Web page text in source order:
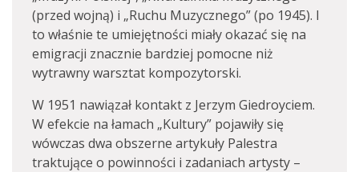
(przed wojną) i „Ruchu Muzycznego” (po 1945). I
to właśnie te umiejętności miały okazać się na
emigracji znacznie bardziej pomocne niż
wytrawny warsztat kompozytorski.
W 1951 nawiązał kontakt z Jerzym Giedroyciem.
W efekcie na łamach „Kultury” pojawiły się
wówczas dwa obszerne artykuły Palestra
traktujące o powinności i zadaniach artysty –